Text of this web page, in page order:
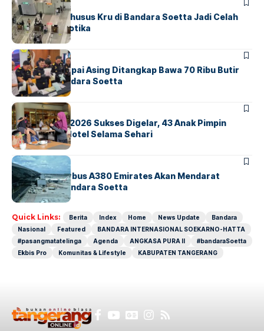
BANDARABERITA
Ketika Jalur Khusus Kru di Bandara Soetta Jadi Celah
Sindikat Narkotika
BANDARA BERITA
Kopilot Maskapai Asing Ditangkap Bawa 70 Ribu Butir
Ekstasi di Bandara Soetta
BERITAINDEX
GM For A Day 2026 Sukses Digelar, 43 Anak Pimpin
Operasional Hotel Selama Sehari
BANDARA BERITA
8 Agustus, Airbus A380 Emirates Akan Mendarat
Perdana di Bandara Soetta
Quick Links: Berita Index Home News Update
Bandara
Nasional
Featured
BANDARA INTERNASIONAL SOEKARNO-HATTA
#pasangmatatelinga
Agenda ANGKASA PURA II
#bandaraSoetta
Ekbis Pro
Komunitas & Lifestyle KABUPATEN TANGERANG